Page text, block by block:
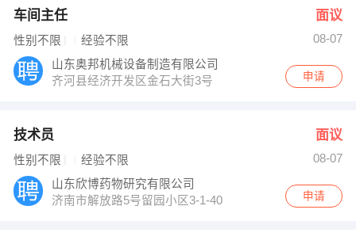
车间主任 面议
性别不限 经验不限
08-07
山东奥邦机械设备制造有限公司
齐河县经济开发区金石大街3号
申请
技术员 面议
性别不限 经验不限
08-07
山东欣博药物研究有限公司
济南市解放路5号留园小区3-1-402
申请